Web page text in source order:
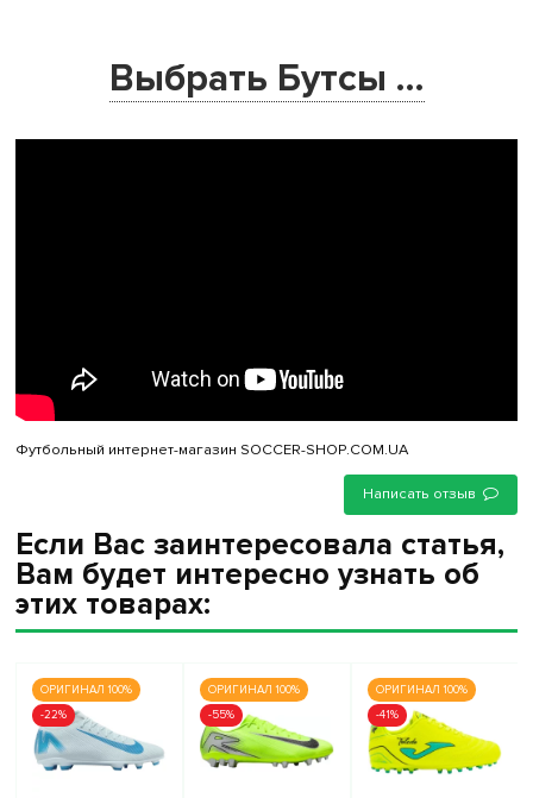
Выбрать Бутсы ...
Футбольный интернет-магазин SOCCER-SHOP.COM.UA
Написать отзыв
Если Вас заинтересовала статья,
Вам будет интересно узнать об
этих товарах:
ОРИГИНАЛ 100%
-22%
ОРИГИНАЛ 100%
-55%
ОРИГИНАЛ 100%
-41%